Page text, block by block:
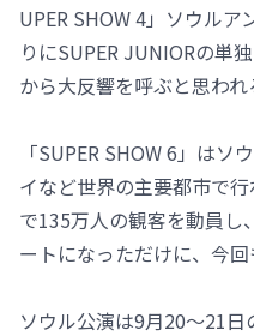
UPER SHOW 4」ソウル
りにSUPER JUNIORの単
から大反響を呼ぶと思われ
「SUPER SHOW 6」は
イなど世界の主要都市で
で135万人の観客を動員し
ートになっただけに、今回
ソウル公演は9月20～21